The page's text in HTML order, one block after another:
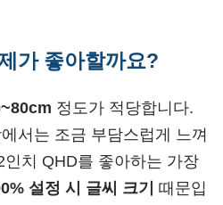
가 좋아할까요?
정도가 적당합니다.
서는 조금 부담스럽게 느껴
치 QHD를 좋아하는 가장
설정 시 글씨 크기 때문입